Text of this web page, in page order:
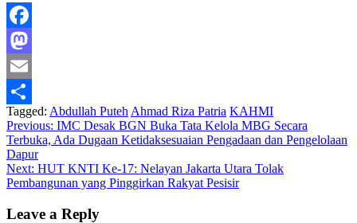
Facebook
Mastodon
Email
Share
Tagged: Abdullah Puteh Ahmad Riza Patria KAHMI
Post
navigation
Previous: IMC Desak BGN Buka Tata Kelola MBG Secara
Terbuka, Ada Dugaan Ketidaksesuaian Pengadaan dan Pengelolaan
Dapur
Next: HUT KNTI Ke-17: Nelayan Jakarta Utara Tolak
Pembangunan yang Pinggirkan Rakyat Pesisir
Leave a Reply